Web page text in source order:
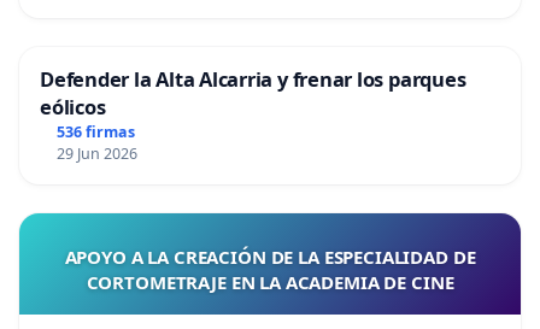
Defender la Alta Alcarria y frenar los parques
eólicos
536 firmas
29 Jun 2026
APOYO A LA CREACIÓN DE LA ESPECIALIDAD DE
CORTOMETRAJE EN LA ACADEMIA DE CINE